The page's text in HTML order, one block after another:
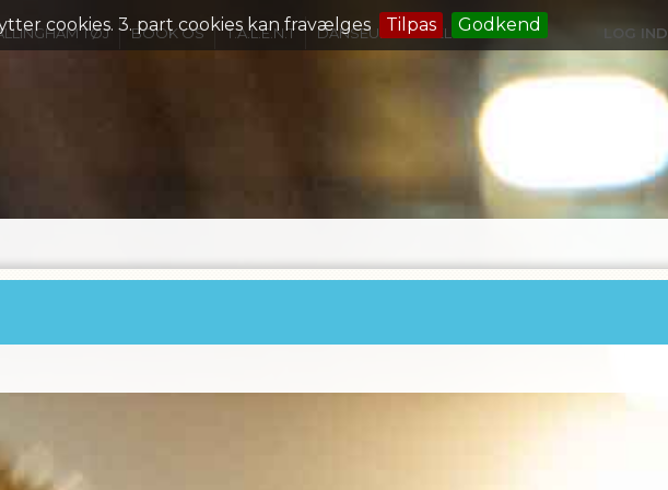
cookies. 3. part cookies kan fravælges Tilpas Godkend
TØJ BOOK OS T.A.L.E.N.T DANSEUDDANNELSE LOG IND